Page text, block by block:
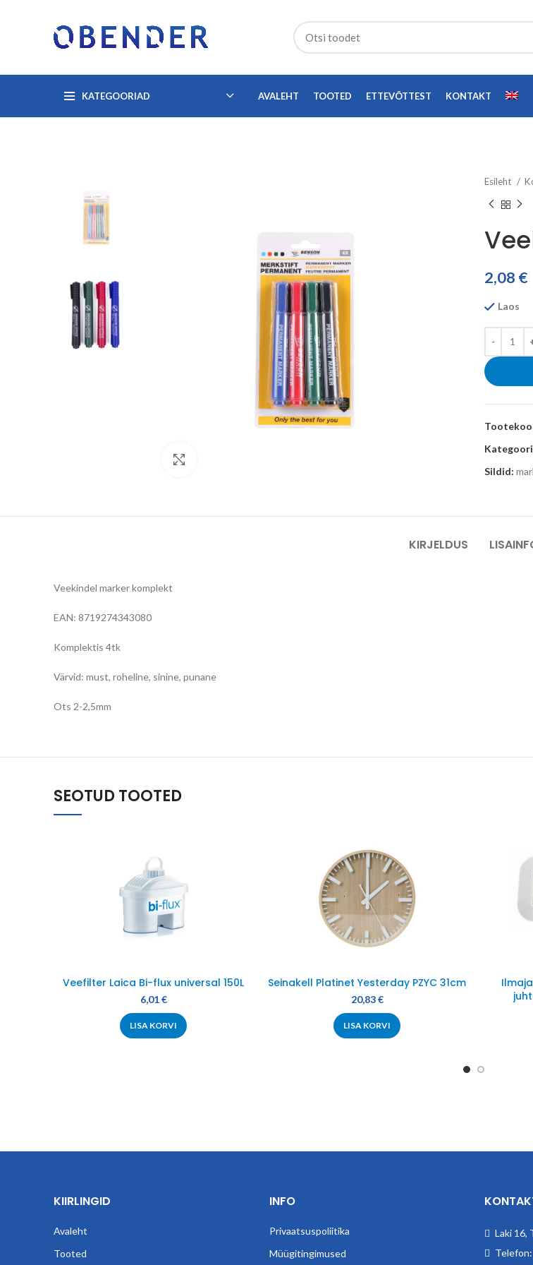
KATEGOORIAD AVALEHT TOOTED ETTEVÕTTEST KONTAKT
Esileht
2,08 €
Laos
Sildid:
KIRJELDUS
Veekindel marker komplekt
EAN: 8719274343080
Komplektis 4tk
Värvid: must, roheline, sinine, punane
Ots 2-2,5mm
SEOTUD TOOTED
Veefilter Laica Bi-flux universal 150L
6,01€
LISA KORVI
Seinakell Platinet Yesterday PZYC 31cm
20,83€
LISA KORVI
KIIRLINGID
Avaleht
Tooted
INFO
Privaatsuspoliitika
Müügitingimused
Laki 16,